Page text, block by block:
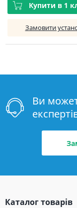
Купити в 1
Замовити
Ви
Каталог товарів